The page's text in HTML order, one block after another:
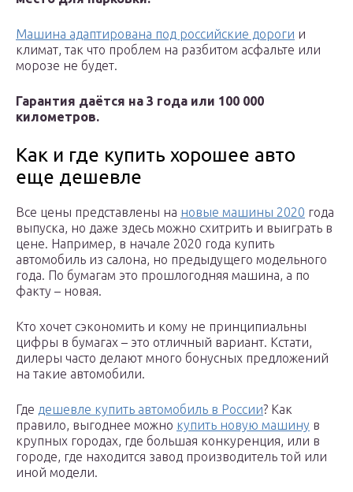
Машина адаптирована под российские дороги и
климат, так что проблем на разбитом асфальте или
морозе не будет.
Гарантия даётся на 3 года или 100 000
километров.
Как и где купить хорошее авто
еще дешевле
Все цены представлены на новые машины 2020 года
выпуска, но даже здесь можно схитрить и выиграть в
цене. Например, в начале 2020 года купить
автомобиль из салона, но предыдущего модельного
года. По бумагам это прошлогодняя машина, а по
факту – новая.
Кто хочет сэкономить и кому не принципиальны
цифры в бумагах – это отличный вариант. Кстати,
дилеры часто делают много бонусных предложений
на такие автомобили.
Где дешевле купить автомобиль в России? Как
правило, выгоднее можно купить новую машину в
крупных городах, где большая конкуренция, или в
городе, где находится завод производитель той или
иной модели.